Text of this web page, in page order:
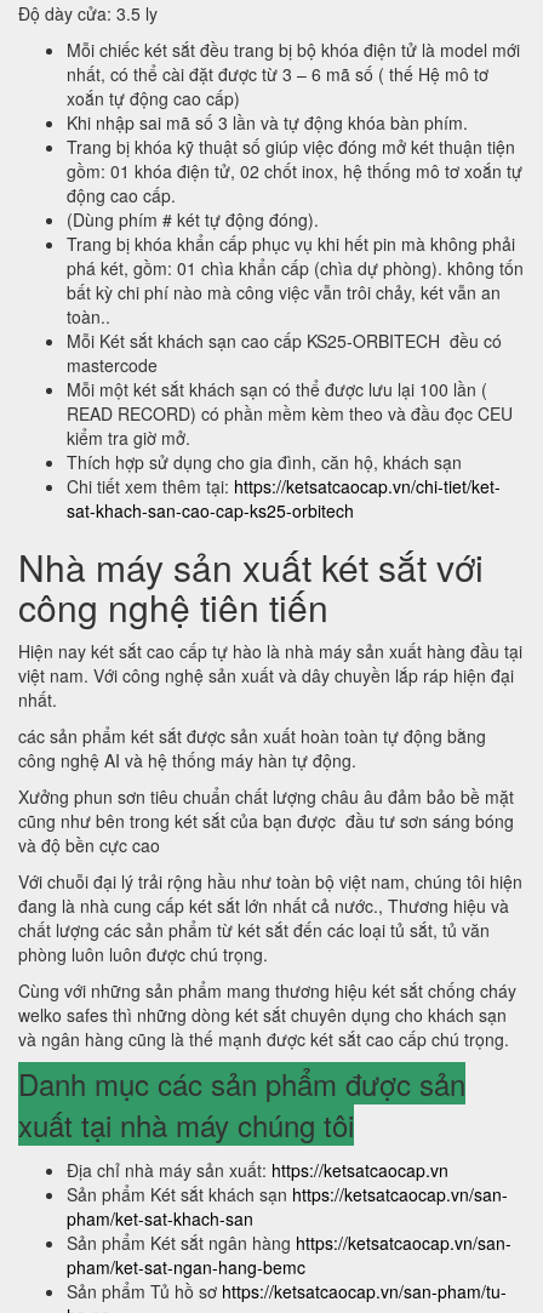
Độ dày cửa: 3.5 ly
Mỗi chiếc két sắt đều trang bị bộ khóa điện tử là model mới
nhất, có thể cài đặt được từ 3 – 6 mã số ( thế Hệ mô tơ
xoắn tự động cao cấp)
Khi nhập sai mã số 3 lần và tự động khóa bàn phím.
Trang bị khóa kỹ thuật số giúp việc đóng mở két thuận tiện
gồm: 01 khóa điện tử, 02 chốt inox, hệ thống mô tơ xoắn tự
động cao cấp.
(Dùng phím # két tự động đóng).
Trang bị khóa khẩn cấp phục vụ khi hết pin mà không phải
phá két, gồm: 01 chìa khẩn cấp (chìa dự phòng). không tốn
bất kỳ chi phí nào mà công việc vẫn trôi chảy, két vẫn an
toàn..
Mỗi Két sắt khách sạn cao cấp KS25-ORBITECH đều có
mastercode
Mỗi một két sắt khách sạn có thể được lưu lại 100 lần (
READ RECORD) có phần mềm kèm theo và đầu đọc CEU
kiểm tra giờ mở.
Thích hợp sử dụng cho gia đình, căn hộ, khách sạn
Chi tiết xem thêm tại: https://ketsatcaocap.vn/chi-tiet/ket-
sat-khach-san-cao-cap-ks25-orbitech
Nhà máy sản xuất két sắt với
công nghệ tiên tiến
Hiện nay két sắt cao cấp tự hào là nhà máy sản xuất hàng đầu tại
việt nam. Với công nghệ sản xuất và dây chuyền lắp ráp hiện đại
nhất.
các sản phẩm két sắt được sản xuất hoàn toàn tự động bằng
công nghệ AI và hệ thống máy hàn tự động.
Xưởng phun sơn tiêu chuẩn chất lượng châu âu đảm bảo bề mặt
cũng như bên trong két sắt của bạn được đầu tư sơn sáng bóng
và độ bền cực cao
Với chuỗi đại lý trải rộng hầu như toàn bộ việt nam, chúng tôi hiện
đang là nhà cung cấp két sắt lớn nhất cả nước., Thương hiệu và
chất lượng các sản phẩm từ két sắt đến các loại tủ sắt, tủ văn
phòng luôn luôn được chú trọng.
Cùng với những sản phẩm mang thương hiệu két sắt chống cháy
welko safes thì những dòng két sắt chuyên dụng cho khách sạn
và ngân hàng cũng là thế mạnh được két sắt cao cấp chú trọng.
Danh mục các sản phẩm được sản
xuất tại nhà máy chúng tôi
Địa chỉ nhà máy sản xuất: https://ketsatcaocap.vn
Sản phẩm Két sắt khách sạn https://ketsatcaocap.vn/san-
pham/ket-sat-khach-san
Sản phẩm Két sắt ngân hàng https://ketsatcaocap.vn/san-
pham/ket-sat-ngan-hang-bemc
Sản phẩm Tủ hồ sơ https://ketsatcaocap.vn/san-pham/tu-